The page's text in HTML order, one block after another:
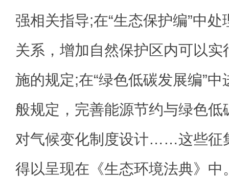
强相关指导;在“生态保护编”中
关系，增加自然保护区内可以
施的规定;在“绿色低碳发展编”
般规定，完善能源节约与绿色
对气候变化制度设计……这些征
得以呈现在《生态环境法典》中